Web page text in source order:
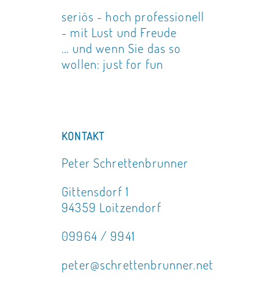
seriös - hoch professionell
- mit Lust und Freude
... und wenn Sie das so
wollen: just for fun
KONTAKT
Peter Schrettenbrunner
Gittensdorf 1
94359 Loitzendorf
09964 / 9941
peter@schrettenbrunner.net